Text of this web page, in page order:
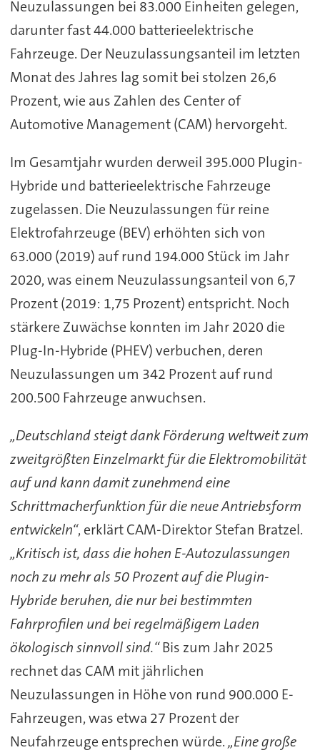
Neuzulassungen bei 83.000 Einheiten gelegen,
darunter fast 44.000 batterieelektrische
Fahrzeuge. Der Neuzulassungsanteil im letzten
Monat des Jahres lag somit bei stolzen 26,6
Prozent, wie aus Zahlen des Center of
Automotive Management (CAM) hervorgeht.
Im Gesamtjahr wurden derweil 395.000 Plugin-
Hybride und batterieelektrische Fahrzeuge
zugelassen. Die Neuzulassungen für reine
Elektrofahrzeuge (BEV) erhöhten sich von
63.000 (2019) auf rund 194.000 Stück im Jahr
2020, was einem Neuzulassungsanteil von 6,7
Prozent (2019: 1,75 Prozent) entspricht. Noch
stärkere Zuwächse konnten im Jahr 2020 die
Plug-In-Hybride (PHEV) verbuchen, deren
Neuzulassungen um 342 Prozent auf rund
200.500 Fahrzeuge anwuchsen.
„Deutschland steigt dank Förderung weltweit zum
zweitgrößten Einzelmarkt für die Elektromobilität
auf und kann damit zunehmend eine
Schrittmacherfunktion für die neue Antriebsform
entwickeln“, erklärt CAM-Direktor Stefan Bratzel.
„Kritisch ist, dass die hohen E-Autozulassungen
noch zu mehr als 50 Prozent auf die Plugin-
Hybride beruhen, die nur bei bestimmten
Fahrprofilen und bei regelmäßigem Laden
ökologisch sinnvoll sind.“Bis zum Jahr 2025
rechnet das CAM mit jährlichen
Neuzulassungen in Höhe von rund 900.000 E-
Fahrzeugen, was etwa 27 Prozent der
Neufahrzeuge entsprechen würde.„Eine große